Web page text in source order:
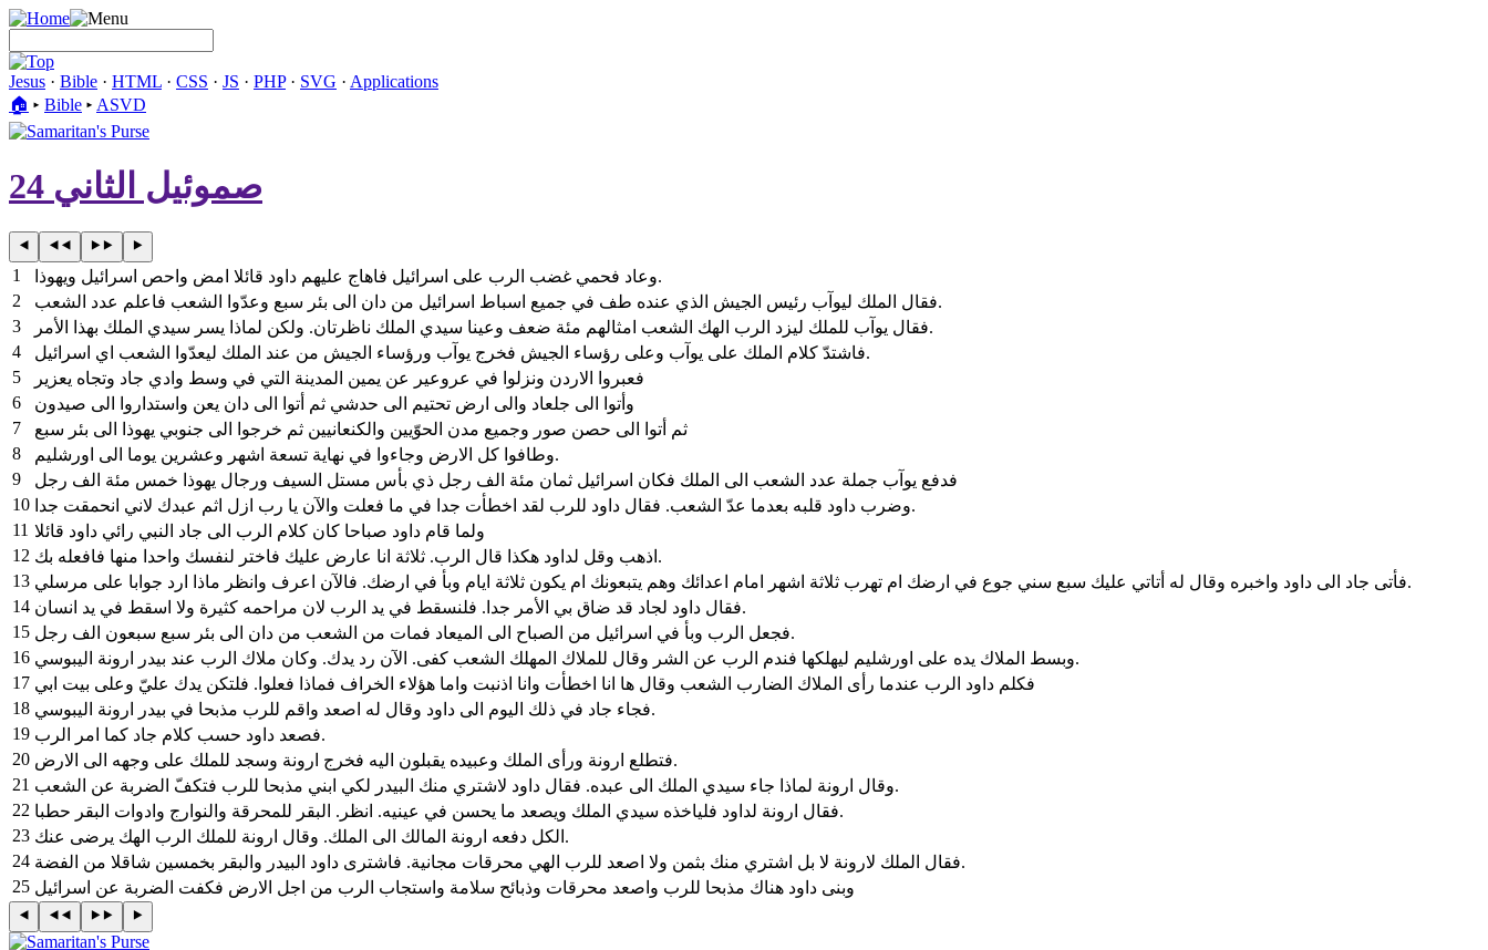
Jesus · Bible · HTML · CSS · JS · PHP· SVG · Applications
🏠︎ ▸ Bible ▸ ASVD
صموئيل الثاني 24
1
وعاد فحمي غضب الرب على اسرائيل فاهاج عليهم داود قائلا امض واحص اسرائيل ويهوذا.
2
فقال الملك ليوآب رئيس الجيش الذي عنده طف في جميع اسباط اسرائيل من دان الى بئر سبع وعدّوا الشعب فاعلم عدد الشعب.
3
فقال يوآب للملك ليزد الرب الهك الشعب امثالهم مئة ضعف وعينا سيدي الملك ناظرتان. ولكن لماذا يسر سيدي الملك بهذا الأمر.
4
فاشتدّ كلام الملك على يوآب وعلى رؤساء الجيش فخرج يوآب ورؤساء الجيش من عند الملك ليعدّوا الشعب اي اسرائيل.
5
فعبروا الاردن ونزلوا في عروعير عن يمين المدينة التي في وسط وادي جاد وتجاه يعزير
6
وأتوا الى جلعاد والى ارض تحتيم الى حدشي ثم أتوا الى دان يعن واستداروا الى صيدون
7
ثم أتوا الى حصن صور وجميع مدن الحوّيين والكنعانيين ثم خرجوا الى جنوبي يهوذا الى بئر سبع
8
وطافوا كل الارض وجاءوا في نهاية تسعة اشهر وعشرين يوما الى اورشليم.
9
فدفع يوآب جملة عدد الشعب الى الملك فكان اسرائيل ثمان مئة الف رجل ذي بأس مستل السيف ورجال يهوذا خمس مئة الف رجل
10
وضرب داود قلبه بعدما عدّ الشعب. فقال داود للرب لقد اخطأت جدا في ما فعلت والآن يا رب ازل اثم عبدك لاني انحمقت جدا.
11 ولما قام داود صباحا كان كلام الرب الى جاد النبي رائي داود قائلا
12
اذهب وقل لداود هكذا قال الرب. ثلاثة انا عارض عليك فاختر لنفسك واحدا منها فافعله بك.
13
فأتى جاد الى داود واخبره وقال له أتاتي عليك سبع سني جوع في ارضك ام تهرب ثلاثة اشهر امام اعدائك وهم يتبعونك ام يكون ثلاثة ايام وبأ في ارضك. فالآن اعرف وانظر ماذا ارد جوابا على مرسلي.
14
فقال داود لجاد قد ضاق بي الأمر جدا. فلنسقط في يد الرب لان مراحمه كثيرة ولا اسقط في يد انسان.
15
فجعل الرب وبأ في اسرائيل من الصباح الى الميعاد فمات من الشعب من دان الى بئر سبع سبعون الف رجل.
16
وبسط الملاك يده على اورشليم ليهلكها فندم الرب عن الشر وقال للملاك المهلك الشعب كفى. الآن رد يدك. وكان ملاك الرب عند بيدر ارونة اليبوسي.
17 فكلم داود الرب عندما رأى الملاك الضارب الشعب وقال ها انا اخطأت وانا اذنبت واما هؤلاء الخراف فماذا فعلوا. فلتكن يدك عليّ وعلى بيت ابي
18
فجاء جاد في ذلك اليوم الى داود وقال له اصعد واقم للرب مذبحا في بيدر ارونة اليبوسي.
19
فصعد داود حسب كلام جاد كما امر الرب.
20
فتطلع ارونة ورأى الملك وعبيده يقبلون اليه فخرج ارونة وسجد للملك على وجهه الى الارض.
21
وقال ارونة لماذا جاء سيدي الملك الى عبده. فقال داود لاشتري منك البيدر لكي ابني مذبحا للرب فتكفّ الضربة عن الشعب.
22
فقال ارونة لداود فلياخذه سيدي الملك ويصعد ما يحسن في عينيه. انظر. البقر للمحرقة والنوارج وادوات البقر حطبا.
23
الكل دفعه ارونة المالك الى الملك. وقال ارونة للملك الرب الهك يرضى عنك.
24
فقال الملك لارونة لا بل اشتري منك بثمن ولا اصعد للرب الهي محرقات مجانية. فاشترى داود البيدر والبقر بخمسين شاقلا من الفضة.
25 وبنى داود هناك مذبحا للرب واصعد محرقات وذبائح سلامة واستجاب الرب من اجل الارض فكفت الضربة عن اسرائيل